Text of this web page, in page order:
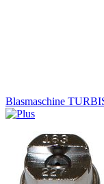
Blasmaschine